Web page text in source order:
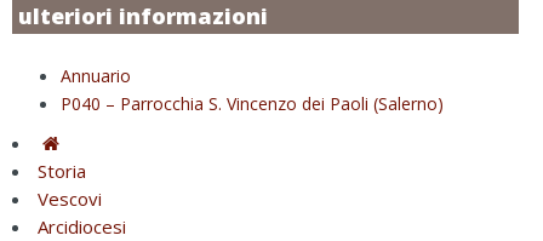
ulteriori informazioni
Annuario
P040 – Parrocchia S. Vincenzo dei Paoli (Salerno)
Storia
Vescovi
Arcidiocesi